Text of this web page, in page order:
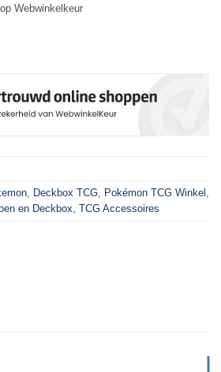
Webwinkelkeur
, Deckbox TCG, Pokémon TCG Winkel ,
en Deckbox, TCG Accessoires